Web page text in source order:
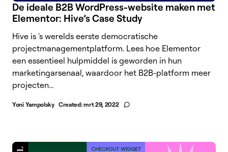
De ideale B2B WordPress-website maken met
Elementor: Hive’s Case Study
Hive is 's werelds eerste democratische
projectmanagementplatform. Lees hoe Elementor
een essentieel hulpmiddel is geworden in hun
marketingarsenaal, waardoor het B2B-platform meer
projecten...
Yoni Yampolsky Created:mrt 29, 2022